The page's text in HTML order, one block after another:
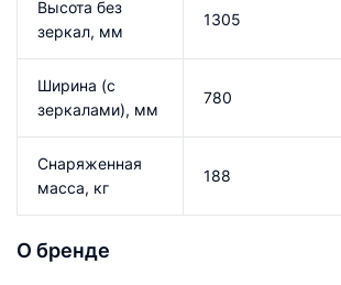
Высота без
зеркал, мм
1305
Ширина (с
зеркалами), мм
780
Снаряженная
масса, кг
188
О бренде